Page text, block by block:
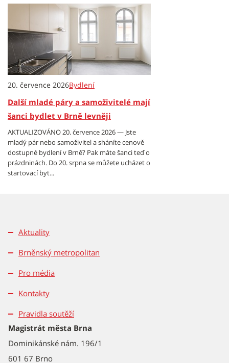
20. července 2026Bydlení
Další mladé páry a samoživitelé mají
šanci bydlet v Brně levněji
AKTUALIZOVÁNO 20. července 2026 — Jste
mladý pár nebo samoživitel a sháníte cenově
dostupné bydlení v Brně? Pak máte šanci teď o
prázdninách. Do 20. srpna se můžete ucházet o
startovací byt...
Aktuality
Brněnský metropolitan
Pro média
Kontakty
Pravidla soutěží
Magistrát města Brna
Dominikánské nám. 196/1
601 67 Brno